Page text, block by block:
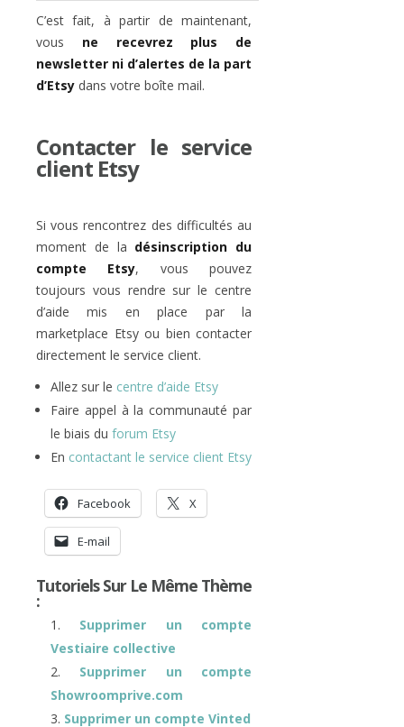
C’est fait, à partir de maintenant,
vous ne recevrez plus de
newsletter ni d’alertes de la part
d’Etsy dans votre boîte mail.
Contacter le service
client Etsy
Si vous rencontrez des difficultés au
moment de la désinscription du
compte Etsy, vous pouvez
toujours vous rendre sur le centre
d’aide mis en place par la
marketplace Etsy ou bien contacter
directement le service client.
Allez sur le centre d’aide Etsy
Faire appel à la communauté par
le biais du forum Etsy
En contactant le service client Etsy
Facebook X
E-mail
Tutoriels Sur Le Même Thème
:
Supprimer un compte
Vestiaire collective
Supprimer un compte
Showroomprive.com
Supprimer un compte Vinted